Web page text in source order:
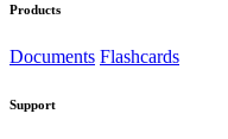
Products
Documents Flashcards
Support